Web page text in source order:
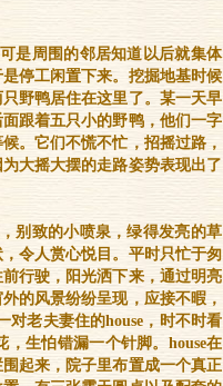
是周围的邻居知道以后就集体
停工闲置下来。挖掘地基时候
野鸭居住在这里了。某一天早
跟着五只小的野鸭，他们一字
。它们不慌不忙，招摇过路，
大摇大摆的走路姿势表现出了
别致的小喷泉，绿得发亮的草
令人赏心悦目。平时只忙于匆
行驶，阳光洒下来，通过明亮
的风景纷纷呈现，应接不暇，
对老夫妻住的house，时不时看
生怕错漏一个针脚。house在
起来，院子里布置成一个真正